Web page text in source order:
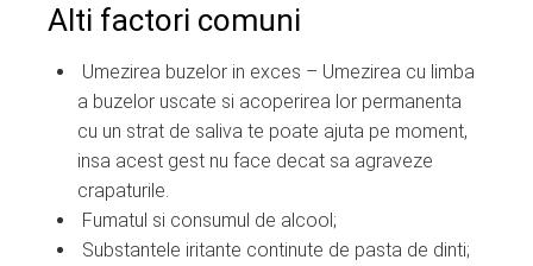
Alti factori comuni
Umezirea buzelor in exces – Umezirea cu limba
a buzelor uscate si acoperirea lor permanenta
cu un strat de saliva te poate ajuta pe moment,
insa acest gest nu face decat sa agraveze
crapaturile.
Fumatul si consumul de alcool;
Substantele iritante continute de pasta de dinti;